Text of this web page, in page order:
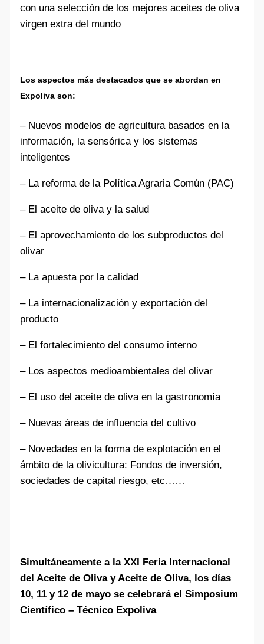
con una selección de los mejores aceites de oliva
virgen extra del mundo
Los aspectos más destacados que se abordan en
Expoliva son:
– Nuevos modelos de agricultura basados en la
información, la sensórica y los sistemas
inteligentes
– La reforma de la Política Agraria Común (PAC)
– El aceite de oliva y la salud
– El aprovechamiento de los subproductos del
olivar
– La apuesta por la calidad
– La internacionalización y exportación del
producto
– El fortalecimiento del consumo interno
– Los aspectos medioambientales del olivar
– El uso del aceite de oliva en la gastronomía
– Nuevas áreas de influencia del cultivo
– Novedades en la forma de explotación en el
ámbito de la olivicultura: Fondos de inversión,
sociedades de capital riesgo, etc……
Simultáneamente a la XXI Feria Internacional
del Aceite de Oliva y Aceite de Oliva, los días
10, 11 y 12 de mayo se celebrará el Simposium
Científico – Técnico Expoliva